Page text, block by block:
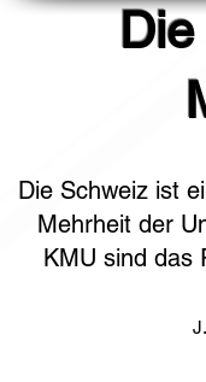
Die Schweiz ist
Mehrheit der
KMU sind das